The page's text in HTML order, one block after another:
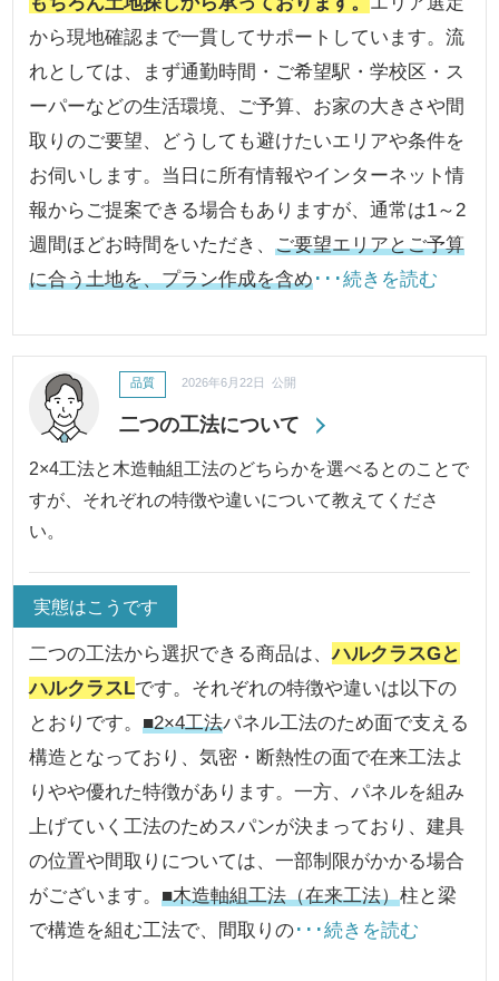
から現地確認まで一貫してサポートしています。流
れとしては、まず通勤時間・ご希望駅・学校区・ス
ーパーなどの生活環境、ご予算、お家の大きさや間
取りのご要望、どうしても避けたいエリアや条件を
お伺いします。当日に所有情報やインターネット情
報からご提案できる場合もありますが、通常は1～2
週間ほどお時間をいただき、ご要望エリアとご予算
に合う土地を、プラン作成を含め･･･続きを読む
二つの工法について
品質 2026年6月22日 公開
2×4工法と木造軸組工法のどちらかを選べるとのことで
すが、それぞれの特徴や違いについて教えてくださ
い。
実態はこうです
二つの工法から選択できる商品は、ハルクラスGと
ハルクラスLです。それぞれの特徴や違いは以下の
とおりです。■2×4工法パネル工法のため面で支える
構造となっており、気密・断熱性の面で在来工法よ
りやや優れた特徴があります。一方、パネルを組み
上げていく工法のためスパンが決まっており、建具
の位置や間取りについては、一部制限がかかる場合
がございます。■木造軸組工法（在来工法）柱と梁
で構造を組む工法で、間取りの･･･続きを読む